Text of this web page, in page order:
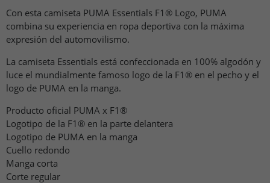
Con esta camiseta PUMA Essentials F1® Logo, PUMA
combina su experiencia en ropa deportiva con la máxima
expresión del automovilismo.
La camiseta Essentials está confeccionada en 100% algodón y
luce el mundialmente famoso logo de la F1® en el pecho y el
logo de PUMA en la manga.
Producto oficial PUMA x F1®
Logotipo de la F1® en la parte delantera
Logotipo de PUMA en la manga
Cuello redondo
Manga corta
Corte regular